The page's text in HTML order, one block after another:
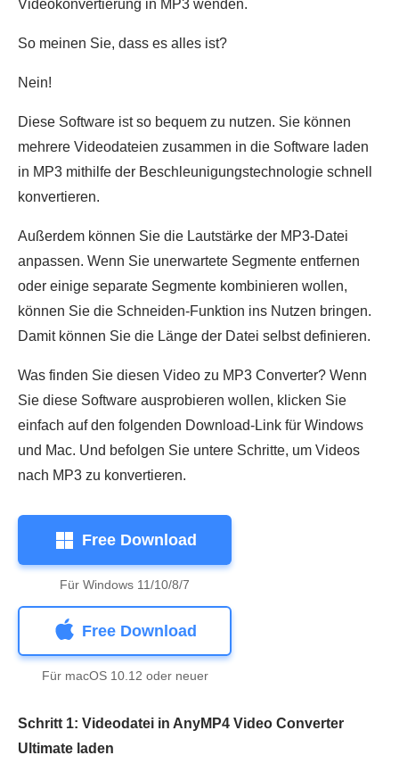
Videokonvertierung in MP3 wenden.
So meinen Sie, dass es alles ist?
Nein!
Diese Software ist so bequem zu nutzen. Sie können
mehrere Videodateien zusammen in die Software laden
in MP3 mithilfe der Beschleunigungstechnologie schnell
konvertieren.
Außerdem können Sie die Lautstärke der MP3-Datei
anpassen. Wenn Sie unerwartete Segmente entfernen
oder einige separate Segmente kombinieren wollen,
können Sie die Schneiden-Funktion ins Nutzen bringen.
Damit können Sie die Länge der Datei selbst definieren.
Was finden Sie diesen Video zu MP3 Converter? Wenn
Sie diese Software ausprobieren wollen, klicken Sie
einfach auf den folgenden Download-Link für Windows
und Mac. Und befolgen Sie untere Schritte, um Videos
nach MP3 zu konvertieren.
Free Download
Für Windows 11/10/8/7
Free Download
Für macOS 10.12 oder neuer
Schritt 1: Videodatei in AnyMP4 Video Converter
Ultimate laden